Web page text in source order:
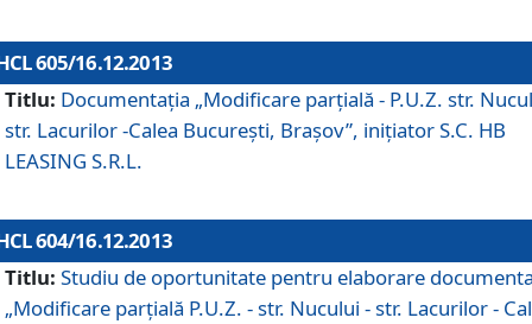
605/16.12.2013
Titlu: Documentaţia „Modificare parţială - P.U.Z. str.
str. Lacurilor -Calea Bucureşti, Braşov”, iniţiator S.C. HB
LEASING S.R.L.
604/16.12.2013
Titlu: Studiu de oportunitate pentru elaborare
„Modificare parţială P.U.Z. - str. Nucului - str. Lacurilor -